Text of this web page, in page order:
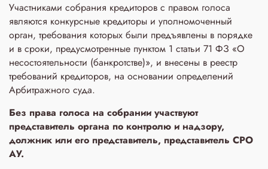
Участниками собрания кредиторов с правом голоса
являются конкурсные кредиторы и уполномоченный
орган, требования которых были предъявлены в порядке
и в сроки, предусмотренные пунктом 1 статьи 71 ФЗ «О
несостоятельности (банкротстве)», и внесены в реестр
требований кредиторов, на основании определений
Арбитражного суда.
Без права голоса на собрании участвуют
представитель органа по контролю и надзору,
должник или его представитель, представитель СРО
АУ.